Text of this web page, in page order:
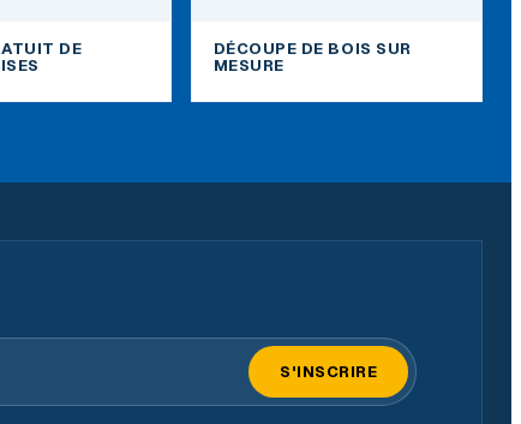
DE
DÉCOUPE DE BOIS SUR
MESURE
S'INSCRIRE